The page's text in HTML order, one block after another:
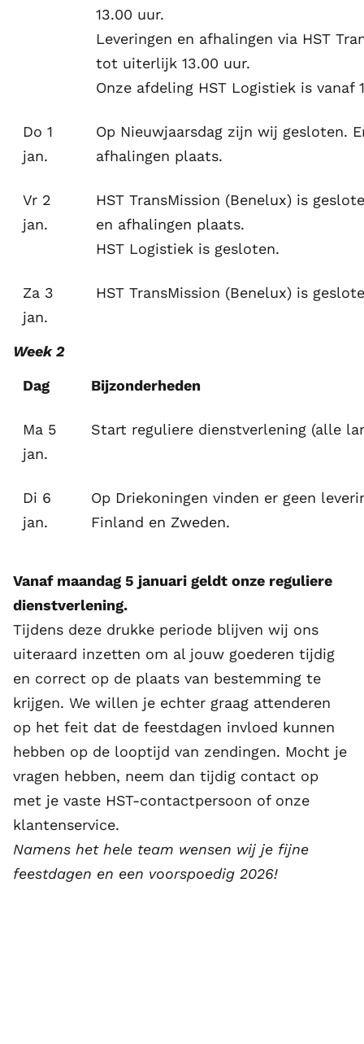
13.00 uur.
Leveringen en afhalingen via HST
tot uiterlijk 13.00 uur.
Onze afdeling HST Logistiek is vanaf
Do 1
jan.
Op Nieuwjaarsdag zijn wij gesloten.
afhalingen plaats.
Vr 2
jan.
HST TransMission (Benelux) is
en afhalingen plaats.
HST Logistiek is gesloten.
Za 3
jan.
HST TransMission (Benelux) is
Week 2
Dag
Bijzonderheden
Ma 5
jan.
Start reguliere dienstverlening (alle
Di 6
jan.
Op Driekoningen vinden er geen
Finland en Zweden.
Vanaf maandag 5 januari geldt onze reguliere
dienstverlening.
Tijdens deze drukke periode blijven wij ons
uiteraard inzetten om al jouw goederen tijdig
en correct op de plaats van bestemming te
krijgen. We willen je echter graag attenderen
op het feit dat de feestdagen invloed kunnen
hebben op de looptijd van zendingen. Mocht je
vragen hebben, neem dan tijdig contact op
met je vaste HST-contactpersoon of onze
klantenservice.
Namens het hele team wensen wij je fijne
feestdagen en een voorspoedig 2026!